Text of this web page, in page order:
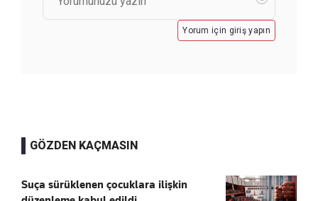
Yorum için giriş yapın
GÖZDEN KAÇMASIN
Suça sürüklenen çocuklara ilişkin